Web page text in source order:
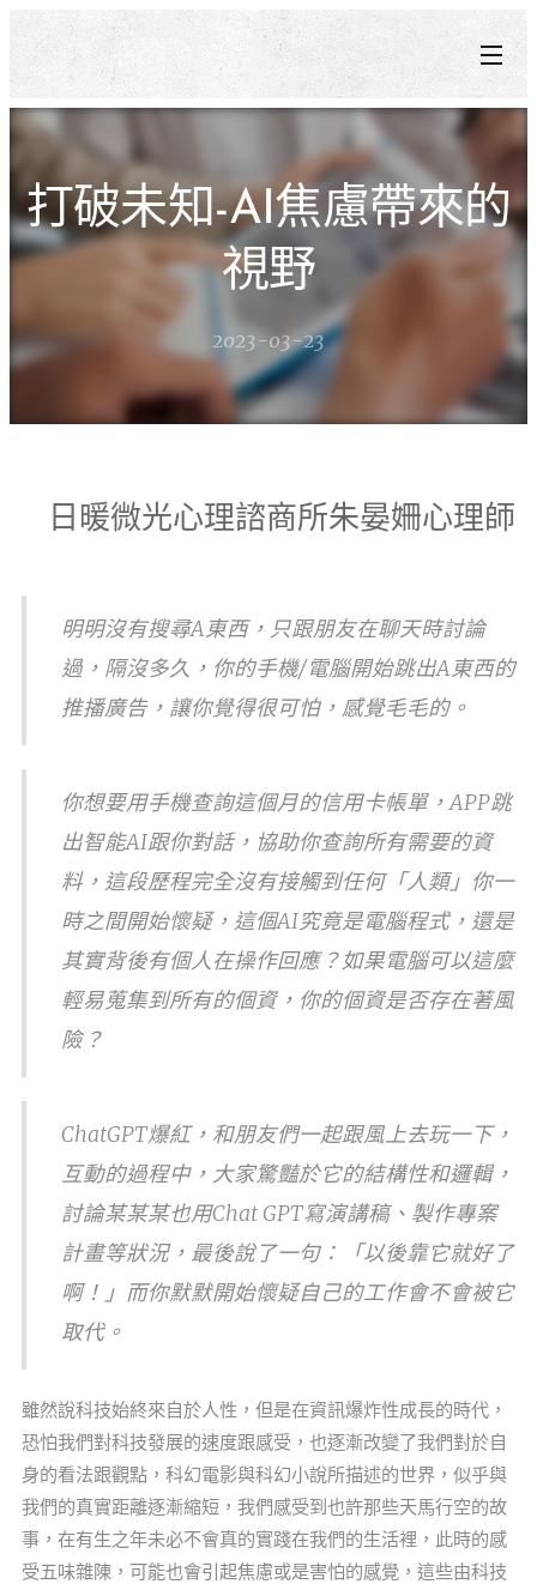
打破未知-AI焦慮帶來的
視野
2023-03-23
日暖微光心理諮商所朱晏姍心理師
明明沒有搜尋A東西，只跟朋友在聊天時討論
過，隔沒多久，你的手機/電腦開始跳出A東西的
推播廣告，讓你覺得很可怕，感覺毛毛的。
你想要用手機查詢這個月的信用卡帳單，APP跳
出智能AI跟你對話，協助你查詢所有需要的資
料，這段歷程完全沒有接觸到任何「人類」你一
時之間開始懷疑，這個AI究竟是電腦程式，還是
其實背後有個人在操作回應？如果電腦可以這麼
輕易蒐集到所有的個資，你的個資是否存在著風
險？
ChatGPT爆紅，和朋友們一起跟風上去玩一下，
互動的過程中，大家驚豔於它的結構性和邏輯，
討論某某某也用Chat GPT寫演講稿、製作專案
計畫等狀況，最後說了一句：「以後靠它就好了
啊！」而你默默開始懷疑自己的工作會不會被它
取代。
雖然說科技始終來自於人性，但是在資訊爆炸性成長的時代，
恐怕我們對科技發展的速度跟感受，也逐漸改變了我們對於自
身的看法跟觀點，科幻電影與科幻小說所描述的世界，似乎與
我們的真實距離逐漸縮短，我們感受到也許那些天馬行空的故
事，在有生之年未必不會真的實踐在我們的生活裡，此時的感
受五味雜陳，可能也會引起焦慮或是害怕的感覺，這些由科技